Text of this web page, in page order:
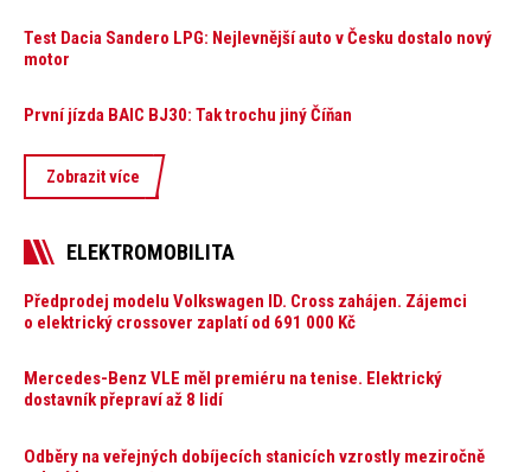
Test Dacia Sandero LPG: Nejlevnější auto v Česku dostalo nový
motor
První jízda BAIC BJ30: Tak trochu jiný Číňan
Zobrazit více
ELEKTROMOBILITA
Předprodej modelu Volkswagen ID. Cross zahájen. Zájemci
o elektrický crossover zaplatí od 691 000 Kč
Mercedes-Benz VLE měl premiéru na tenise. Elektrický
dostavník přepraví až 8 lidí
Odběry na veřejných dobíjecích stanicích vzrostly meziročně